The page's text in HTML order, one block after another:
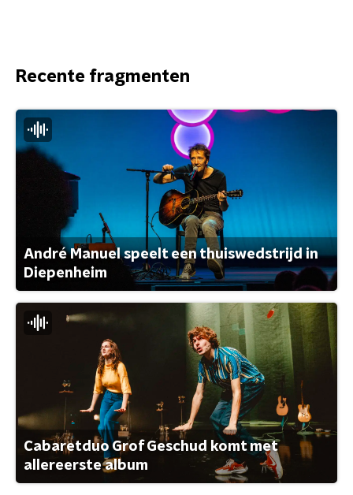
Recente fragmenten
André Manuel speelt een thuiswedstrijd in
Diepenheim
Cabaretduo Grof Geschud komt met
allereerste album